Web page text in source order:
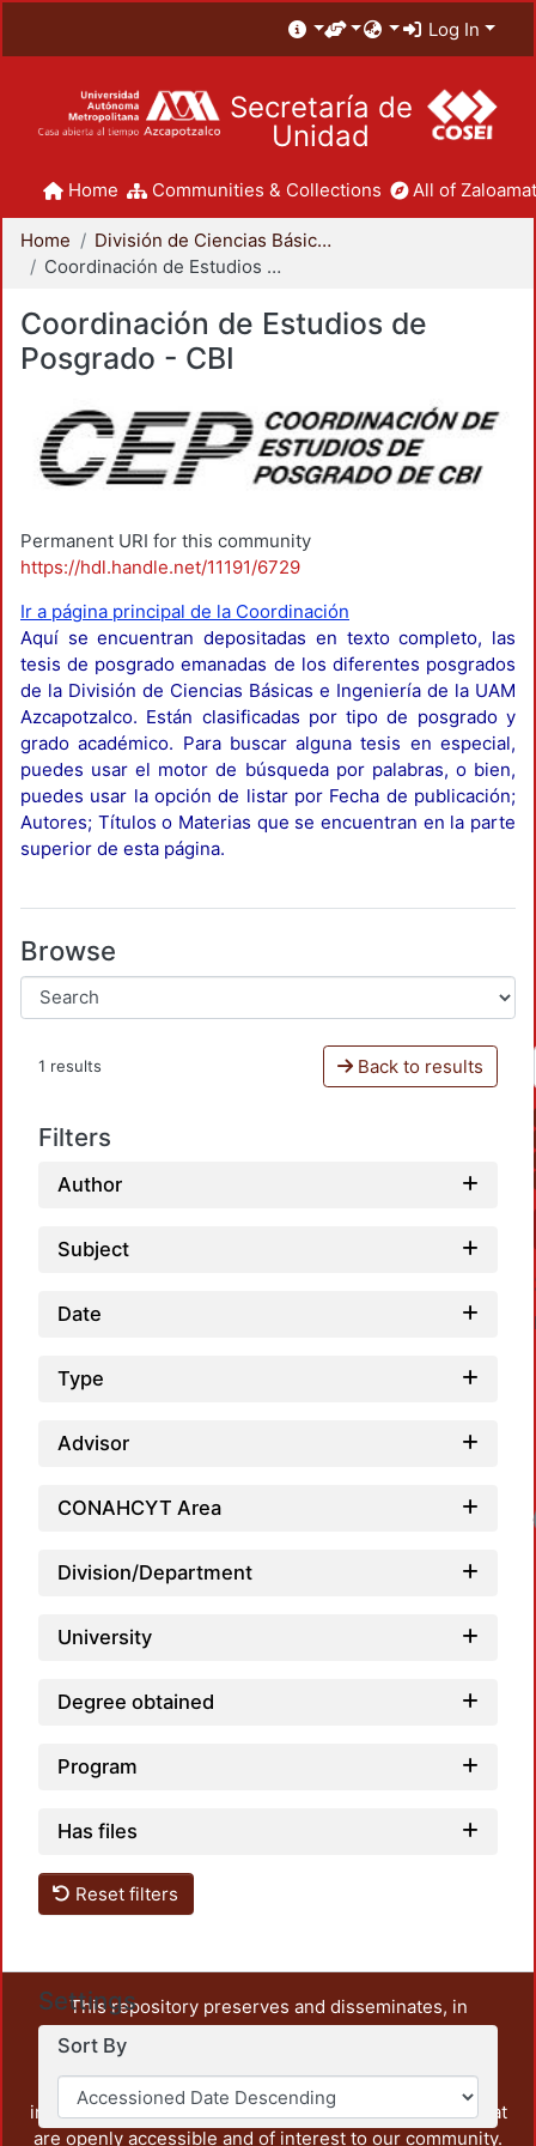
Log In
Secretaría de
Unidad
Home Communities & Collections All of
Home
División de Ciencias Básicas e Ingeniería
Coordinación de Estudios de Posgrado - CBI
Coordinación de Estudios de
Posgrado - CBI
Permanent URI for this community
https://hdl.handle.net/11191/6729
Ir a página principal de la Coordinación
Aquí se encuentran depositadas en texto completo, las
tesis de posgrado emanadas de los diferentes posgrados
de la División de Ciencias Básicas e Ingeniería de la UAM
Azcapotzalco. Están clasificadas por tipo de posgrado y
grado académico. Para buscar alguna tesis en especial,
puedes usar el motor de búsqueda por palabras, o bien,
puedes usar la opción de listar por Fecha de publicación;
Autores; Títulos o Materias que se encuentran en la parte
superior de esta página.
Browse
1 results Back to results
Filters
Author
Subject
Date
Type
Advisor
CONAHCYT Area
Division/Department
University
Degree obtained
Program
Has files
Reset filters
Settings
Sort By
This repository preserves and disseminates, in
unrestricted open access, the teaching and research
output of UAM Azcapotzalco. It also includes some
administrative and graphic documents from the
institution, as well as content from other institutions that
are openly accessible and of interest to our community.